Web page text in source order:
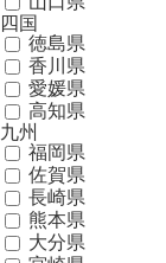
四国
徳島県
香川県
愛媛県
高知県
九州
福岡県
佐賀県
長崎県
熊本県
大分県